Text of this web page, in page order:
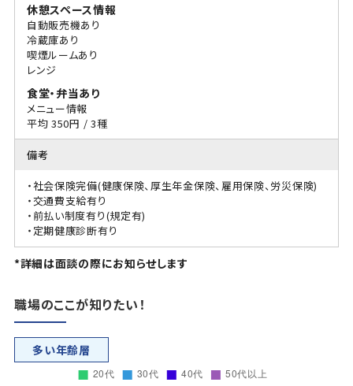
休憩スペース情報
自動販売機あり
冷蔵庫あり
喫煙ルームあり
レンジ
食堂・弁当あり
メニュー情報
平均 350円 / 3種
備考
・社会保険完備(健康保険、厚生年金保険、雇用保険、労災保険)
・交通費支給有り
・前払い制度有り(規定有)
・定期健康診断有り
*詳細は面談の際にお知らせします
職場のここが知りたい！
多い年齢層